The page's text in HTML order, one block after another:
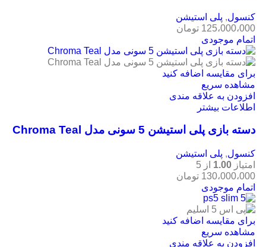
کنسول, پلی استیشن
125،000،000 تومان
اتمام موجودی
برای مقایسه اضافه کنید
مشاهده سریع
افزودن به علاقه مندی
اطلاعات بیشتر
دسته بازی پلی استیشن 5 سونی مدل Chroma Teal
کنسول, پلی استیشن
امتیاز 1.00 از 5
130،000،000 تومان
اتمام موجودی
برای مقایسه اضافه کنید
مشاهده سریع
افزودن به علاقه مندی